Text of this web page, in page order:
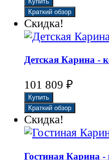
Скидка!
Детская Карина -
101 809 ₽
Скидка!
Гостиная Карина